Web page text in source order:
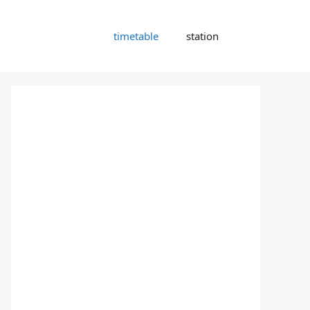
timetable station